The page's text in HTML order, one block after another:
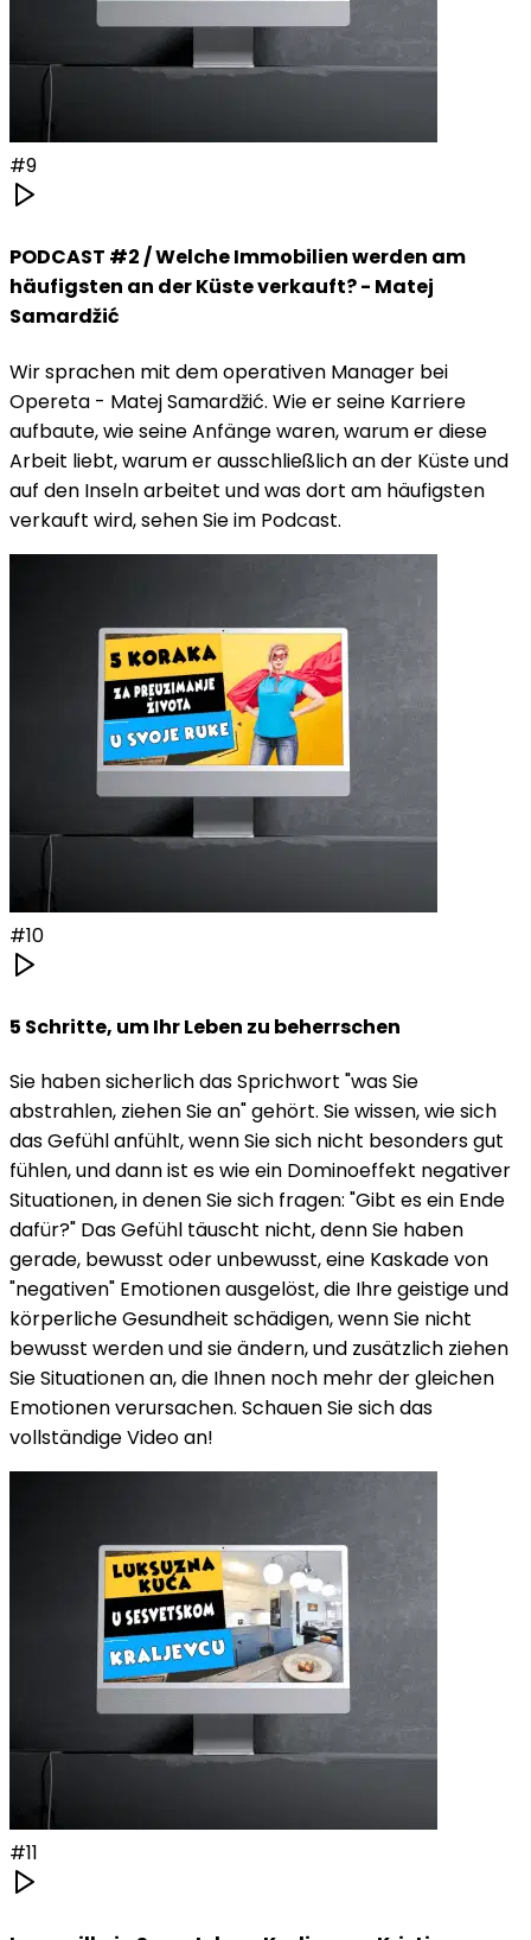
#9
PODCAST #2 / Welche Immobilien werden am
häufigsten an der Küste verkauft? - Matej
Samardžić
Wir sprachen mit dem operativen Manager bei
Opereta - Matej Samardžić. Wie er seine Karriere
aufbaute, wie seine Anfänge waren, warum er diese
Arbeit liebt, warum er ausschließlich an der Küste und
auf den Inseln arbeitet und was dort am häufigsten
verkauft wird, sehen Sie im Podcast.
#10
5 Schritte, um Ihr Leben zu beherrschen
Sie haben sicherlich das Sprichwort "was Sie
abstrahlen, ziehen Sie an" gehört. Sie wissen, wie sich
das Gefühl anfühlt, wenn Sie sich nicht besonders gut
fühlen, und dann ist es wie ein Dominoeffekt negativer
Situationen, in denen Sie sich fragen: "Gibt es ein Ende
dafür?" Das Gefühl täuscht nicht, denn Sie haben
gerade, bewusst oder unbewusst, eine Kaskade von
"negativen" Emotionen ausgelöst, die Ihre geistige und
körperliche Gesundheit schädigen, wenn Sie nicht
bewusst werden und sie ändern, und zusätzlich ziehen
Sie Situationen an, die Ihnen noch mehr der gleichen
Emotionen verursachen. Schauen Sie sich das
vollständige Video an!
#11